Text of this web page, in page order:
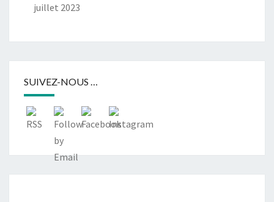
juillet 2023
SUIVEZ-NOUS …